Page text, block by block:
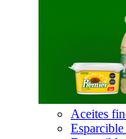
Aceites
Esparcible